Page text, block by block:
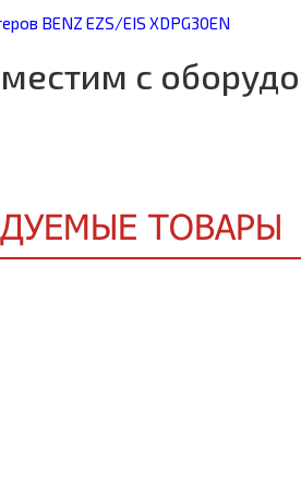
BENZ EZS/EIS XDPG30EN
с
ТОВАРЫ